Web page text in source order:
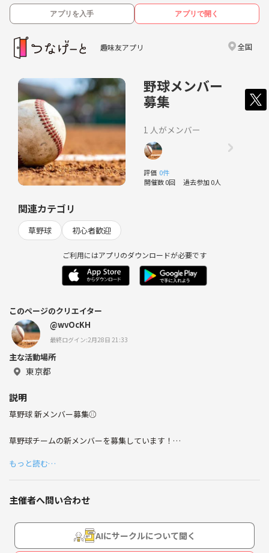
アプリを入手 アプリで開く
趣味友アプリ 全国
野球メンバー
募集
1 人がメンバー
評価 0件
開催数 0回 過去参加 0人
関連カテゴリ
草野球 初心者歓迎
ご利用にはアプリのダウンロードが必要です
このページのクリエイター
@wvOcKH
最終ログイン:2月28日 21:33
主な活動場所
東京都
説明
草野球 新メンバー募集⚾
草野球チームの新メンバーを募集しています！
現在は
・マネージャー 1名
・選手 2名(野球経験者)
まだ人数が少ないため、あと1〜3人集まったら、まずは練習からスター
トしたいと考えています😊
もっと読む…
主催者へ問い合わせ
AIにサークルについて聞く